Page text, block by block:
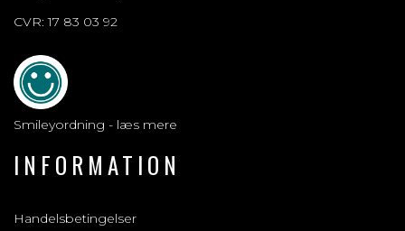
CVR: 17 83 03 92
Smileyordning - læs mere
INFORMATION
Handelsbetingelser